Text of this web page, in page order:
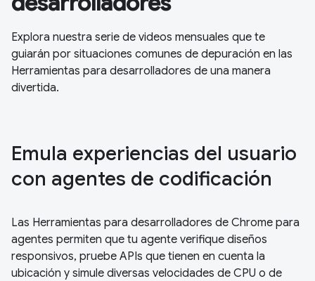
Explora nuestra serie de videos mensuales que te
guiarán por situaciones comunes de depuración en las
Herramientas para desarrolladores de una manera
divertida.
Emula experiencias del usuario
con agentes de codificación
Las Herramientas para desarrolladores de Chrome para
agentes permiten que tu agente verifique diseños
responsivos, pruebe APIs que tienen en cuenta la
ubicación y simule diversas velocidades de CPU o de